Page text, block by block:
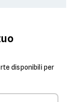
disponibili per